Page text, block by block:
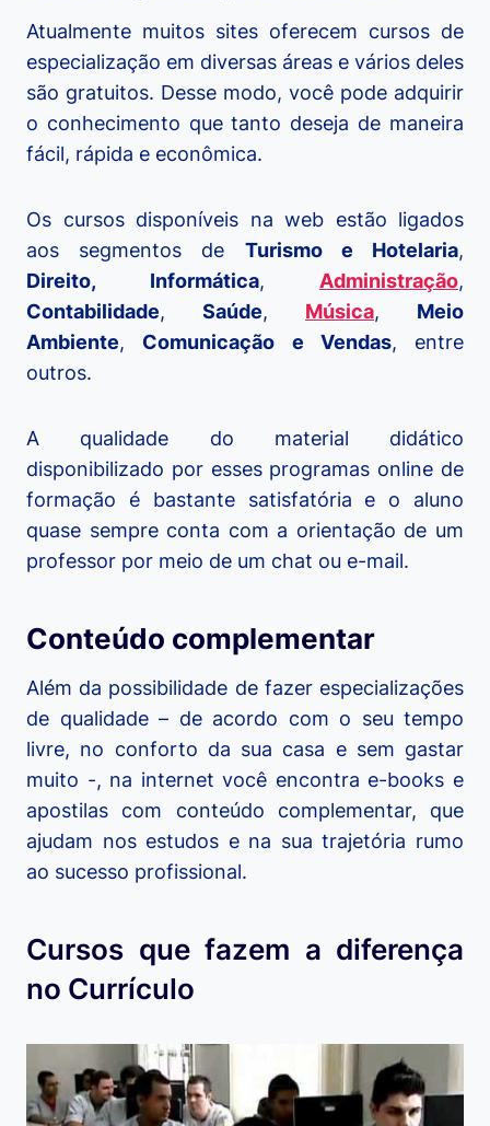
Atualmente muitos sites oferecem cursos de
especialização em diversas áreas e vários deles
são gratuitos. Desse modo, você pode adquirir
o conhecimento que tanto deseja de maneira
fácil, rápida e econômica.
Os cursos disponíveis na web estão ligados
aos segmentos de Turismo e Hotelaria,
Direito, Informática, Administração,
Contabilidade, Saúde, Música, Meio
Ambiente, Comunicação e Vendas, entre
outros.
A qualidade do material didático
disponibilizado por esses programas online de
formação é bastante satisfatória e o aluno
quase sempre conta com a orientação de um
professor por meio de um chat ou e-mail.
Conteúdo complementar
Além da possibilidade de fazer especializações
de qualidade – de acordo com o seu tempo
livre, no conforto da sua casa e sem gastar
muito -, na internet você encontra e-books e
apostilas com conteúdo complementar, que
ajudam nos estudos e na sua trajetória rumo
ao sucesso profissional.
Cursos que fazem a diferença
no Currículo